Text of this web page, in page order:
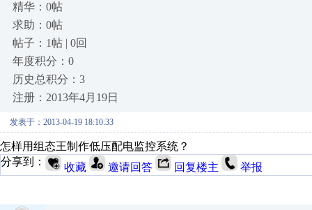
精华：0帖
求助：0帖
帖子：1帖 | 0回
年度积分：0
历史总积分：3
注册：2013年4月19日
发表于：2013-04-19 18:10:33
怎样用组态王制作低压配电监控系统？
分享到：
收藏 邀请回答 回复楼主 举报